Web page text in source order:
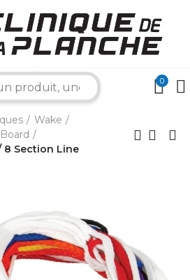
0
Wake
8 Section Line
×
votre expert nautique.
vous aider aujourd'hui ?